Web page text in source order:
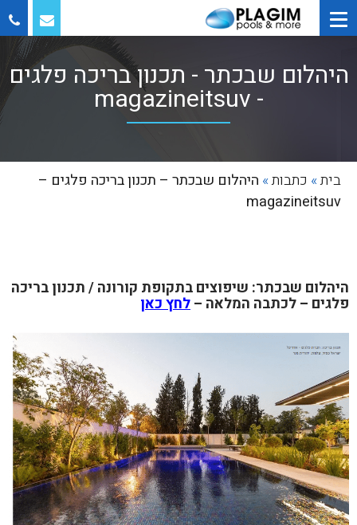
היהלום שבכתר - תכנון בריכה פלגים
- magazineitsuv
בית» כתבות» היהלום שבכתר – תכנון בריכה פלגים –
magazineitsuv
היהלום שבכתר: שיפוצים בתקופת קורונה / תכנון בריכה
פלגים – לכתבה המלאה –לחץ כאן